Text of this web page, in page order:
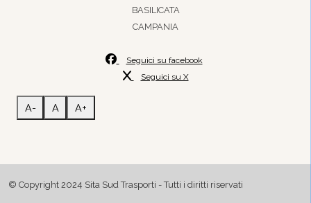
BASILICATA
CAMPANIA
Seguici su facebook
Seguici su X
A- A A+
© Copyright 2024 Sita Sud Trasporti - Tutti i diritti riservati